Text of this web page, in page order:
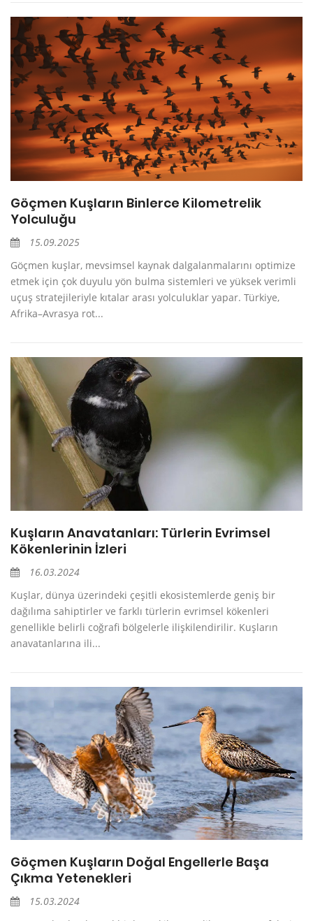
Göçmen Kuşların Binlerce Kilometrelik
Yolculuğu
15.09.2025
Göçmen kuşlar, mevsimsel kaynak dalgalanmalarını optimize
etmek için çok duyulu yön bulma sistemleri ve yüksek verimli
uçuş stratejileriyle kıtalar arası yolculuklar yapar. Türkiye,
Afrika–Avrasya rot...
Kuşların Anavatanları: Türlerin Evrimsel
Kökenlerinin İzleri
16.03.2024
Kuşlar, dünya üzerindeki çeşitli ekosistemlerde geniş bir
dağılıma sahiptirler ve farklı türlerin evrimsel kökenleri
genellikle belirli coğrafi bölgelerle ilişkilendirilir. Kuşların
anavatanlarına ili...
Göçmen Kuşların Doğal Engellerle Başa
Çıkma Yetenekleri
15.03.2024